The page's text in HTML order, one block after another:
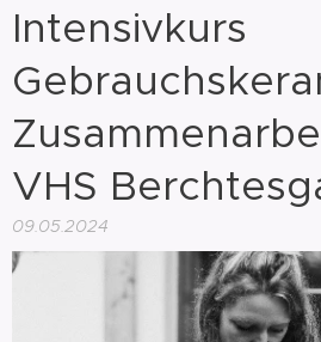
Intensivkurs
VHS
09.05.2024